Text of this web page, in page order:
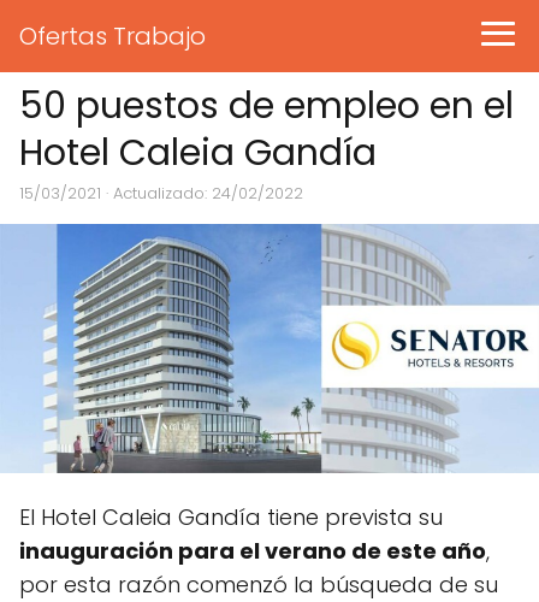
Ofertas Trabajo
50 puestos de empleo en el
Hotel Caleia Gandía
15/03/2021 · Actualizado: 24/02/2022
El Hotel Caleia Gandía tiene prevista su
inauguración para el verano de este año,
por esta razón comenzó la búsqueda de su